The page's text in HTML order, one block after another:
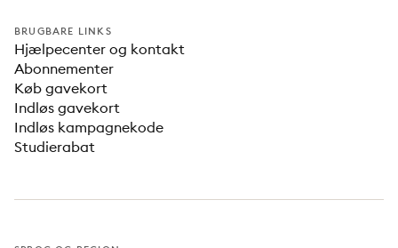
BRUGBARE LINKS
Hjælpecenter og kontakt
Abonnementer
Køb gavekort
Indløs gavekort
Indløs kampagnekode
Studierabat